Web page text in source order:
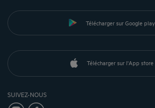
Télécharger sur Google play
Télécharger sur l'App store
SUIVEZ-NOUS